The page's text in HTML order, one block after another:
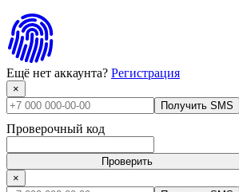
Ещё нет аккаунта? Регистрация
×
Получить SMS
Проверочный код
Проверить
×